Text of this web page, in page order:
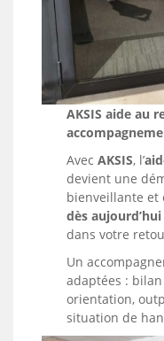
AKSIS aide au
AvecAKSIS, l’
devient une
bienveillante et
dès aujourd’hui
dans votre
Un
adaptées :
orientation,
situation de